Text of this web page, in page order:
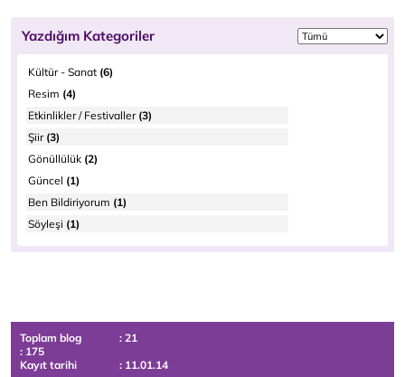
Yazdığım Kategoriler
Kültür - Sanat (6)
Resim (4)
Etkinlikler / Festivaller(3)
Şiir(3)
Gönüllülük (2)
Güncel (1)
Ben Bildiriyorum (1)
Söyleşi (1)
Toplam blog
: 21
: 175
Kayıt tarihi
: 11.01.14